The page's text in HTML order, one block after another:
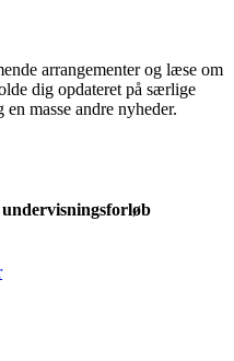
arrangementer og læse om
dig opdateret på særlige
masse andre nyheder.
undervisningsforløb